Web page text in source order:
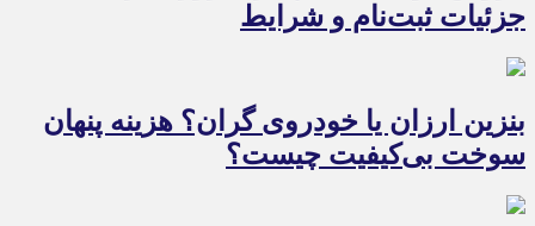
جزئیات ثبت‌نام و شرایط
بنزین ارزان یا خودروی گران؟ هزینه پنهان
سوخت بی‌کیفیت چیست؟